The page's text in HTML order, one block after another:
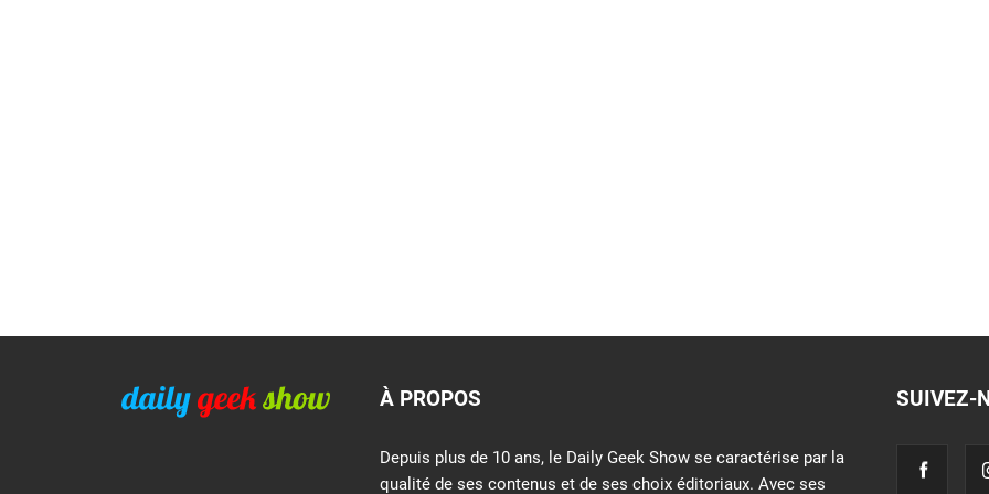
À PROPOS
Depuis plus de 10 ans, le Daily Geek Show se caractérise par la
qualité de ses contenus et de ses choix éditoriaux. Avec ses
SUIVEZ-